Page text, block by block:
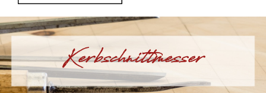
Kerbschnittmesser